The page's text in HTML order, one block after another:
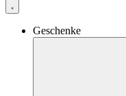
Geschenke